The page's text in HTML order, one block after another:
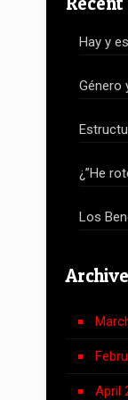
Hay y
Género
¿”He
Los
April